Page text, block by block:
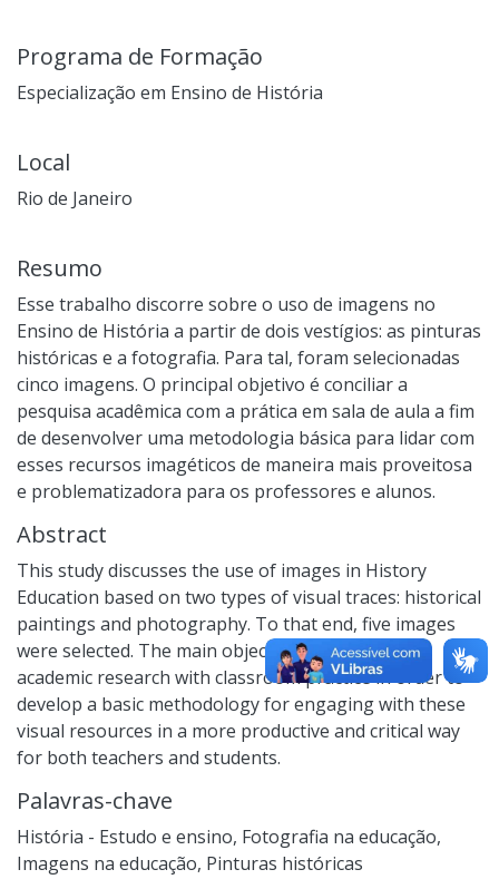
Programa de Formação
Especialização em Ensino de História
Local
Rio de Janeiro
Resumo
Esse trabalho discorre sobre o uso de imagens no
Ensino de História a partir de dois vestígios: as pinturas
históricas e a fotografia. Para tal, foram selecionadas
cinco imagens. O principal objetivo é conciliar a
pesquisa acadêmica com a prática em sala de aula a fim
de desenvolver uma metodologia básica para lidar com
esses recursos imagéticos de maneira mais proveitosa
e problematizadora para os professores e alunos.
Abstract
This study discusses the use of images in History
Education based on two types of visual traces: historical
paintings and photography. To that end, five images
were selected. The main objective is to reconcile
academic research with classroom practice in order to
develop a basic methodology for engaging with these
visual resources in a more productive and critical way
for both teachers and students.
Palavras-chave
História - Estudo e ensino, Fotografia na educação,
Imagens na educação, Pinturas históricas